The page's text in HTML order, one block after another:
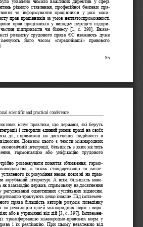
95
рівного  ставлення,  професійної  безпеки  пра-
я  та  інформування  працівників  у  разі  масо-
прав працівників за умов неплатоспроможності
прав  працівників  у  випадку  передачі  підпри-
підприємств  чи  бізнесу  [1,  c.  298].  Вказа-
розвитку  трудового  права  ЄС  вважають  дуже
його  часом
«гармонізації»
правового
scientific and practical conference
існує  практика,  що  держави,  які  беруть
і створили єдиний ринок праці на своїх
дії,  спрямовані  на  досягнення  подібності  в
Доказом  цього  є  тексти  міжнародних
інтеграції, більшість з яких містить
гармонізацію  або  уніфікацію  трудового
розмежувати  поняття  зближення,  гармо-
а  також  стандартизації  та  імпле-
їх розуміння немає поки ні на прак-
зарубіжній літературі. А втім, більшість наве-
як взаємодію держав, спрямовану на досягнення
регулюванні  однотипних  суспільних  відносин.
трактують дещо інакше. Під імплемен-
права  більшість  авторів  розуміє  поведінку
на реалізацію цілей міжнародних норм і вира-
або в утриманні від дій [3, c . 397]. Імплемен-
трансформацію  міжнародно-правових  норм  у
і  їх  реалізацію.  При  цьому  незалежно  від